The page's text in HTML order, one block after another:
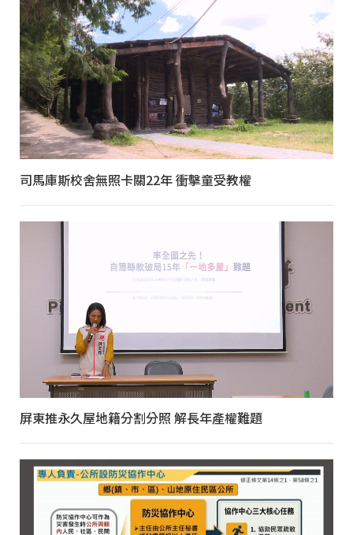
司馬庫斯校舍無照卡關22年 衝擊童受教權
屏東推永久屋地籍分割分照 解長年產權難題